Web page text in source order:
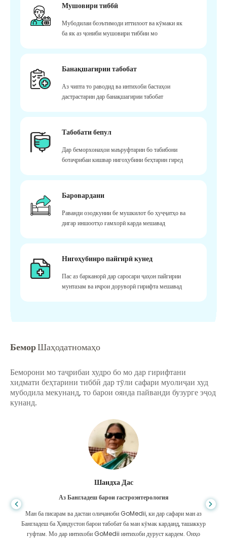
Мушовири тиббӣ
Мубодилаи боэътимоди иттилоот ва кӯмаки як
ба як аз ҷониби мушовири тиббии мо
Банақшагирии табобат
Аз чипта то раводид ва интихоби бастаҳои
дастрастарин дар банақшагирии табобат
Табобати бепул
Дар беморхонаҳои маъруфтарин бо табибони
ботаҷрибаи кишвар нигоҳубини беҳтарин гиред
Баровардани
Раванди озодкунии бе мушкилот бо ҳуҷҷатҳо ва
дигар иншоотҳо ғамхорӣ карда мешавад
Нигоҳубинро пайгирӣ кунед
Пас аз барканорӣ дар саросари ҷаҳон пайгирии
мунтазам ва иҷрои доруворӣ гирифта мешавад
БеморШаҳодатномаҳо
Беморони мо таҷрибаи худро бо мо дар гирифтани
хидмати беҳтарини тиббӣ дар тӯли сафари муолиҷаи худ
мубодила мекунанд, то барои оянда пайванди бузурге эҷод
кунанд.
Шандха Дас
Аз Бангладеш барои гастроэнтерология
Ман ба писарам ва дастаи олиҷаноби GoMedii, ки дар сафари ман аз
Бангладеш ба Ҳиндустон барои табобат ба ман кӯмак карданд, ташаккур
гуфтам. Мо дар интихоби GoMedii интихоби дуруст кардем. Онҳо